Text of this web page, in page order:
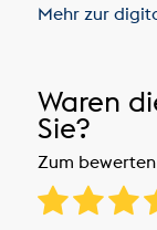
Mehr zur
Waren
Sie?
Zum